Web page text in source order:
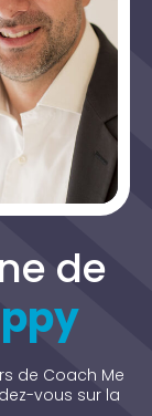
de
de Coach Me
vous sur la